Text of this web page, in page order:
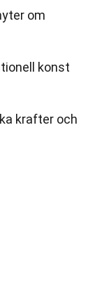
om
konst
krafter och